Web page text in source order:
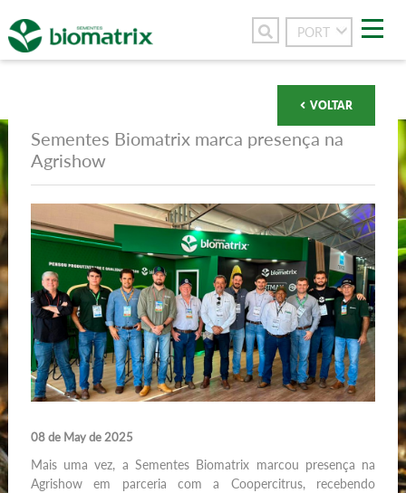
PRODUTOS
TECNOLOGIAS
FORTIS
BLOG
PORT
VOLTAR
Sementes Biomatrix marca presença na
Agrishow
08 de May de 2025
Mais uma vez, a Sementes Biomatrix marcou presença na
Agrishow em parceria com a Coopercitrus, recebendo